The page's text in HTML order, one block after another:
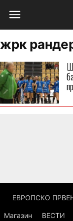
жрк
ЕВРОПСКО
Магазин ВЕСТИ